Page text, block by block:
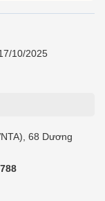
10/2025
68 Dương